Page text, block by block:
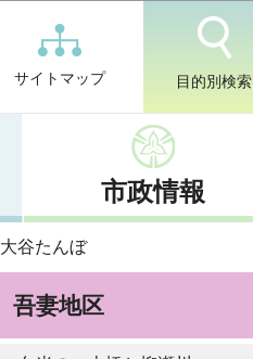
サイトマップ 目的別検索
市政情報
大谷たんぼ
吾妻地区